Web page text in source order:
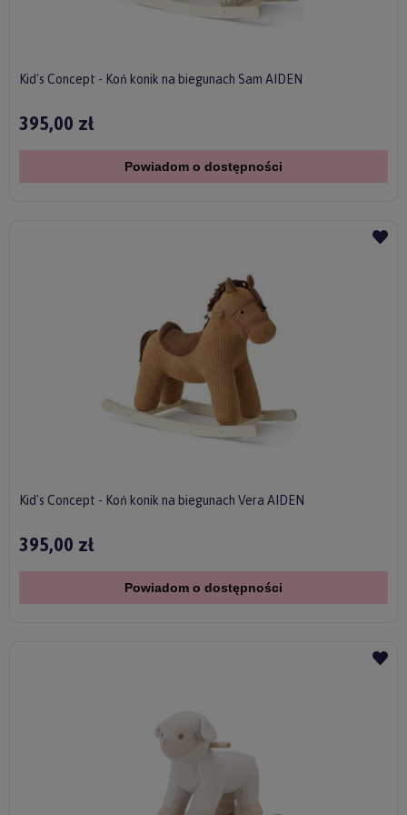
Kid's Concept - Koń konik na biegunach Sam AIDEN
395,00 zł
Powiadom o dostępności
Kid's Concept - Koń konik na biegunach Vera AIDEN
395,00 zł
Powiadom o dostępności